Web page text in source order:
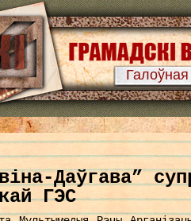
Галоўная
Даўгава”
ГЭС